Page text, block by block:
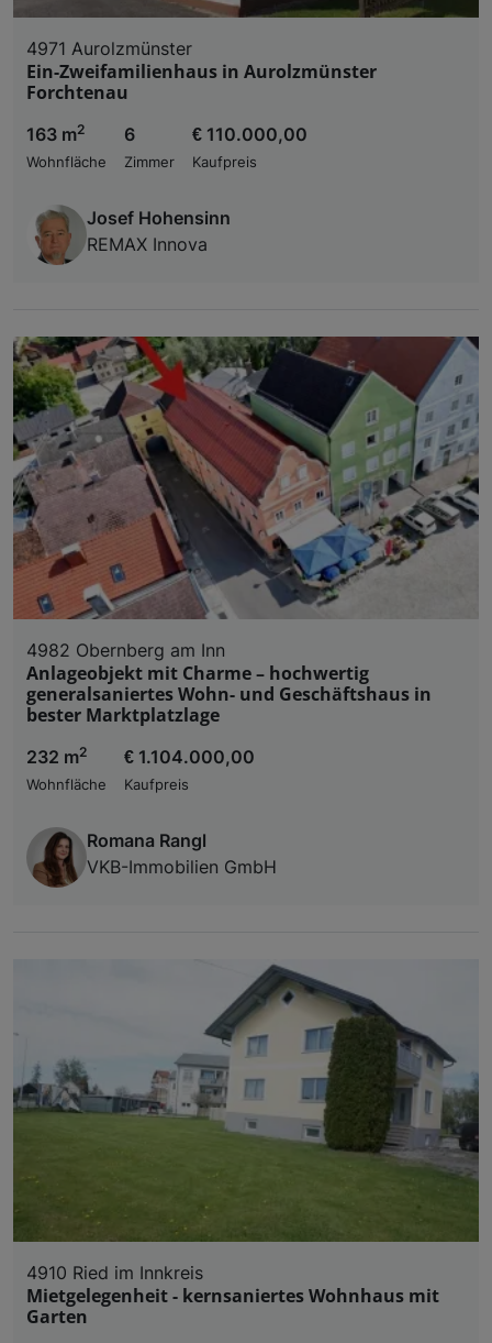
4971 Aurolzmünster
Ein-Zweifamilienhaus in Aurolzmünster
Forchtenau
163 m2
Wohnfläche
6
Zimmer
€ 110.000,00
Kaufpreis
Josef Hohensinn
REMAX Innova
4982 Obernberg am Inn
Anlageobjekt mit Charme – hochwertig
generalsaniertes Wohn- und Geschäftshaus in
bester Marktplatzlage
232 m2
Wohnfläche
€ 1.104.000,00
Kaufpreis
Romana Rangl
VKB-Immobilien GmbH
4910 Ried im Innkreis
Mietgelegenheit - kernsaniertes Wohnhaus mit
Garten